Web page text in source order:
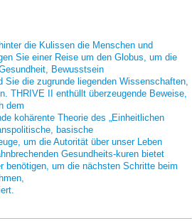
die Kulissen die Menschen und
Sie einer Reise um den Globus, um die
Bewusstsein
die zugrunde liegenden Wissenschaften,
THRIVE II enthüllt überzeugende Beweise,
dem
kohärente Theorie des „Einheitlichen
basische
um die Autorität über unser Leben
Gesundheits-kuren bietet
benötigen, um die nächsten Schritte beim